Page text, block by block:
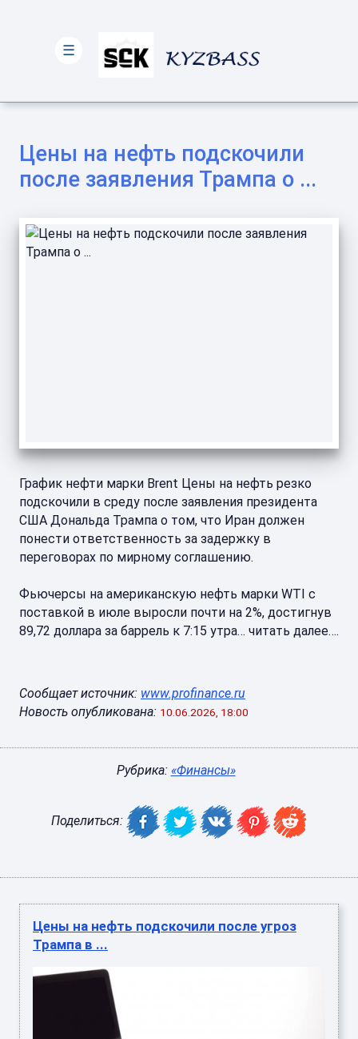
Цены на нефть подскочили
после заявления Трампа о ...
График нефти марки Brent Цены на нефть резко
подскочили в среду после заявления президента
США Дональда Трампа о том, что Иран должен
понести ответственность за задержку в
переговорах по мирному соглашению.
Фьючерсы на американскую нефть марки WTI с
поставкой в июле выросли почти на 2%, достигнув
89,72 доллара за баррель к 7:15 утра… читать далее….
Сообщает источник: www.profinance.ru
Новость опубликована: 10.06.2026, 18:00
Рубрика: «Финансы»
Поделиться:
Цены на нефть подскочили после угроз
Трампа в ...
☰